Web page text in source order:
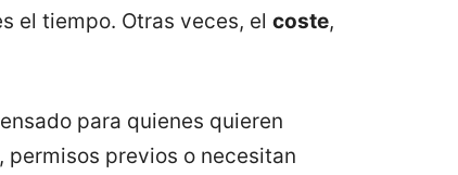
el tiempo. Otras veces, el coste,
para quienes quieren
previos o necesitan